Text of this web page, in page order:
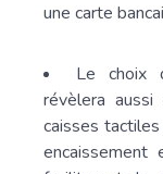
une carte
Le choix
révèlera aussi
caisses